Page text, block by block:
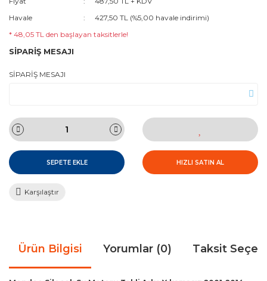
Havale
427,50 TL (%5,00 havale indirimi)
* 48,05 TL den başlayan taksitlerle!
SİPARİŞ MESAJI
SİPARİŞ MESAJI
SEPETE EKLE HIZLI SATIN AL
Karşılaştır
Ürün Bilgisi Yorumlar (0) Taksit